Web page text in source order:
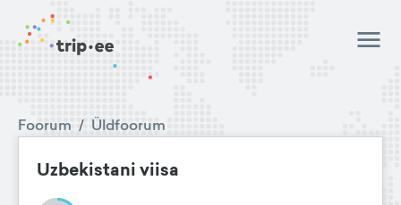
Foorum / Üldfoorum
Uzbekistani viisa